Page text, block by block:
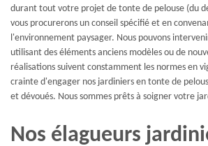
durant tout votre projet de tonte de pelouse (du
vous procurerons un conseil spécifié et en
l'environnement paysager. Nous pouvons
utilisant des éléments anciens modèles ou de
réalisations suivent constamment les normes en
crainte d'engager nos jardiniers en tonte de
et dévoués. Nous sommes prêts à soigner votre
Nos élagueurs